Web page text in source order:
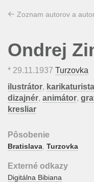
Zoznam autorov a
Ondrej
* 29.11.1937 Turzovka
ilustrátor, karikaturista
dizajnér, animátor,
kresliar
Pôsobenie
Bratislava Turzovka
Externé odkazy
Digitálna Bibiana